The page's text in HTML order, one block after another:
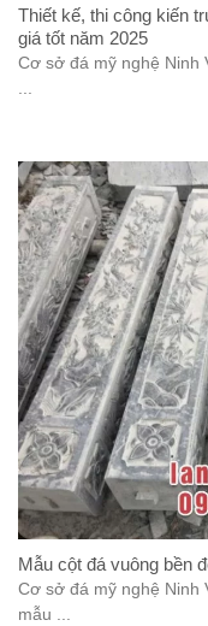
Thiết kế, thi công kiến
giá tốt năm 2025
Cơ sở đá mỹ nghệ Ninh
...
Mẫu cột đá vuông bền
Cơ sở đá mỹ nghệ Ninh
mẫu ...